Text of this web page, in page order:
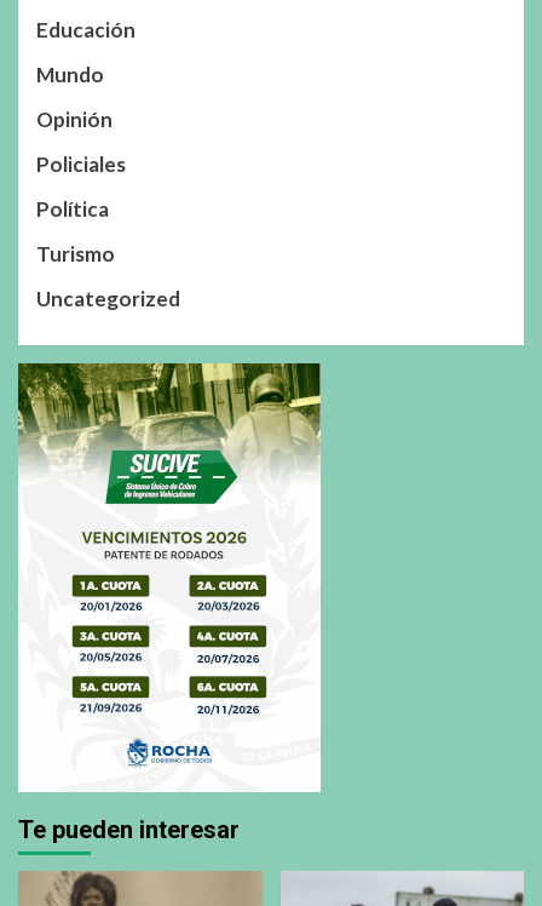
Educación
Mundo
Opinión
Policiales
Política
Turismo
Uncategorized
Te pueden interesar